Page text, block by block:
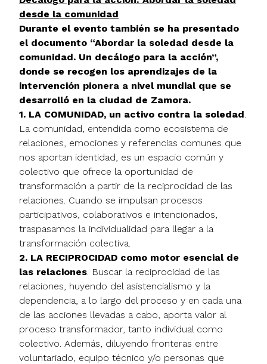
desde la comunidad
Durante el evento también se ha presentado
el documento “Abordar la soledad desde la
comunidad. Un decálogo para la acción”,
donde se recogen los aprendizajes de la
intervención pionera a nivel mundial que se
desarrolló en la ciudad de Zamora.
1. LA COMUNIDAD, un activo contra la soledad
La comunidad, entendida como ecosistema de
relaciones, emociones y referencias comunes que
nos aportan identidad, es un espacio común y
colectivo que ofrece la oportunidad de
transformación a partir de la reciprocidad de las
relaciones. Cuando se impulsan procesos
participativos, colaborativos e intencionados,
traspasamos la individualidad para llegar a la
transformación colectiva.
2. LA RECIPROCIDAD como motor esencial de
las relaciones . Buscar la reciprocidad de las
relaciones, huyendo del asistencialismo y la
dependencia, a lo largo del proceso y en cada una
de las acciones llevadas a cabo, aporta valor al
proceso transformador, tanto individual como
colectivo. Además, diluyendo fronteras entre
voluntariado, equipo técnico y/o personas que